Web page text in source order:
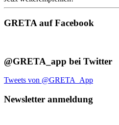
GRETA auf Facebook
@GRETA_app bei Twitter
Tweets von @GRETA_App
Newsletter anmeldung